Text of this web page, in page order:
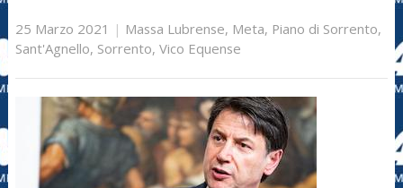
25 Marzo 2021 | Massa Lubrense, Meta, Piano di Sorrento,
Sant'Agnello, Sorrento, Vico Equense